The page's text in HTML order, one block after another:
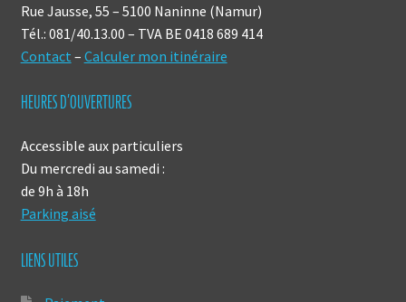
Rue Jausse, 55 – 5100 Naninne (Namur)
Tél.: 081/40.13.00 – TVA BE 0418 689 414
Contact – Calculer mon itinéraire
HEURES D’OUVERTURES
Accessible aux particuliers
Du mercredi au samedi :
de 9h à 18h
Parking aisé
LIENS UTILES